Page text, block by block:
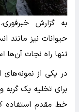
به گزارش
حیوانات نیز مانند
تنها راه نجات آن‌ها
در یکی از نمونه‌های
برای تخلیه یک